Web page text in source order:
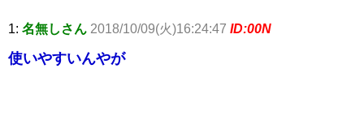
1: 名無しさん 2018/10/09(火)16:24:47 ID:00N
使いやすいんやが